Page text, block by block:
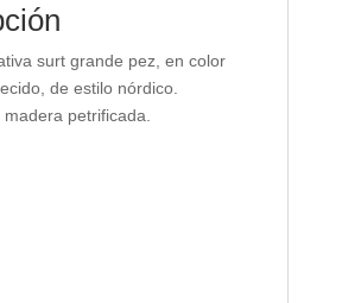
surt grande pez, en color
de estilo nórdico.
petrificada.